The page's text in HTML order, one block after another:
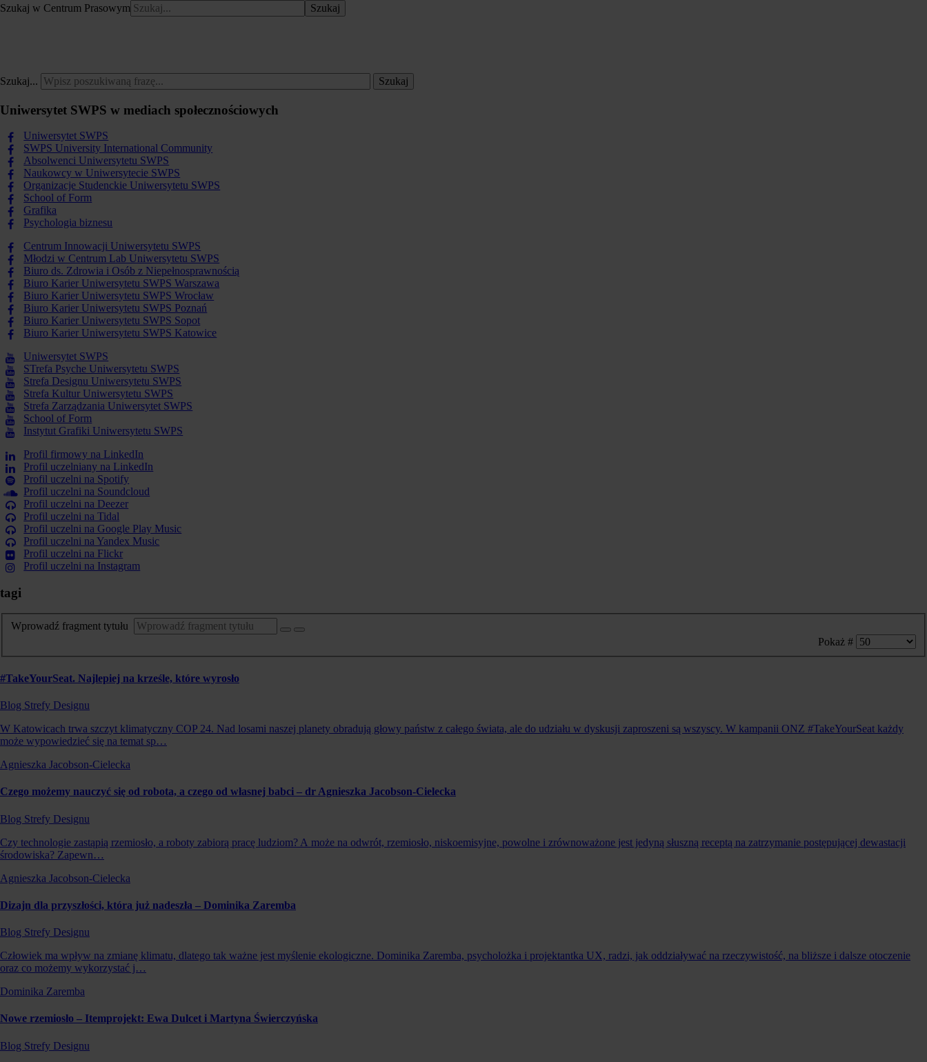
Szukaj w Centrum Prasowym Szukaj
Szukaj... Szukaj
Uniwersytet SWPS w mediach społecznościowych
Uniwersytet SWPS
SWPS University International Community
Absolwenci Uniwersytetu SWPS
Naukowcy w Uniwersytecie SWPS
Organizacje Studenckie Uniwersytetu SWPS
School of Form
Grafika
Psychologia biznesu
Centrum Innowacji Uniwersytetu SWPS
Młodzi w Centrum Lab Uniwersytetu SWPS
Biuro ds. Zdrowia i Osób z Niepełnosprawnością
Biuro Karier Uniwersytetu SWPS Warszawa
Biuro Karier Uniwersytetu SWPS Wrocław
Biuro Karier Uniwersytetu SWPS Poznań
Biuro Karier Uniwersytetu SWPS Sopot
Biuro Karier Uniwersytetu SWPS Katowice
Uniwersytet SWPS
STrefa Psyche Uniwersytetu SWPS
Strefa Designu Uniwersytetu SWPS
Strefa Kultur Uniwersytetu SWPS
Strefa Zarządzania Uniwersytet SWPS
School of Form
Instytut Grafiki Uniwersytetu SWPS
Profil firmowy na LinkedIn
Profil uczelniany na LinkedIn
Profil uczelni na Spotify
Profil uczelni na Soundcloud
Profil uczelni na Deezer
Profil uczelni na Tidal
Profil uczelni na Google Play Music
Profil uczelni na Yandex Music
Profil uczelni na Flickr
Profil uczelni na Instagram
tagi
Wprowadź fragment tytułu
Pokaż #
#TakeYourSeat. Najlepiej na krześle, które wyrosło
Blog Strefy Designu
W Katowicach trwa szczyt klimatyczny COP 24. Nad losami naszej planety obradują głowy państw z całego świata, ale do udziału w dyskusji zaproszeni są wszyscy. W kampanii ONZ #TakeYourSeat każdy
może wypowiedzieć się na temat sp…
Agnieszka Jacobson-Cielecka
Czego możemy nauczyć się od robota, a czego od własnej babci – dr Agnieszka Jacobson-Cielecka
Blog Strefy Designu
Czy technologie zastąpią rzemiosło, a roboty zabiorą pracę ludziom? A może na odwrót, rzemiosło, niskoemisyjne, powolne i zrównoważone jest jedyną słuszną receptą na zatrzymanie postępującej dewastacji
środowiska? Zapewn…
Agnieszka Jacobson-Cielecka
Dizajn dla przyszłości, która już nadeszła – Dominika Zaremba
Blog Strefy Designu
Człowiek ma wpływ na zmianę klimatu, dlatego tak ważne jest myślenie ekologiczne. Dominika Zaremba, psycholożka i projektantka UX, radzi, jak oddziaływać na rzeczywistość, na bliższe i dalsze otoczenie
oraz co możemy wykorzystać j…
Dominika Zaremba
Nowe rzemiosło – Itemprojekt: Ewa Dulcet i Martyna Świerczyńska
Blog Strefy Designu